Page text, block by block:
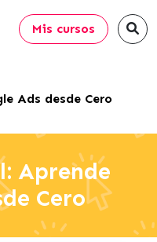
Mis cursos
Ads desde Cero
Aprende
Cero